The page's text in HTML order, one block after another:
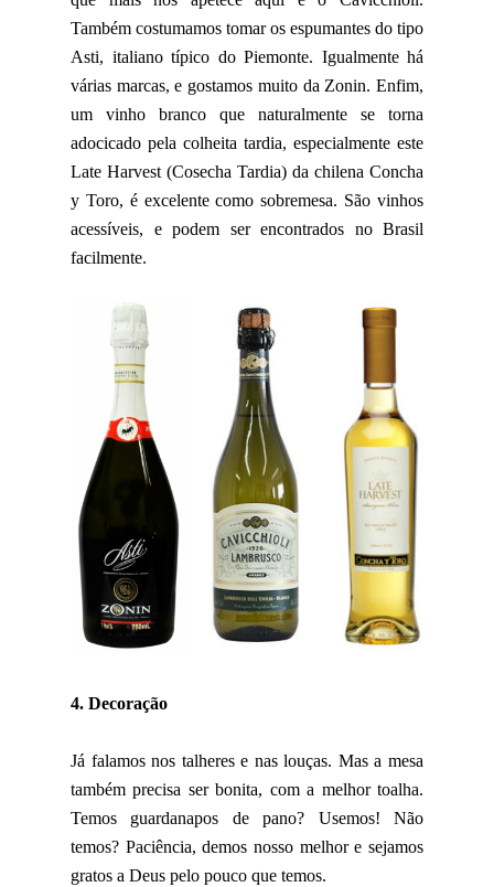
Também costumamos tomar os espumantes do tipo
Asti, italiano típico do Piemonte. Igualmente há
várias marcas, e gostamos muito da Zonin. Enfim,
um vinho branco que naturalmente se torna
adocicado pela colheita tardia, especialmente este
Late Harvest (Cosecha Tardia) da chilena Concha
y Toro, é excelente como sobremesa. São vinhos
acessíveis, e podem ser encontrados no Brasil
facilmente.
4. Decoração
Já falamos nos talheres e nas louças. Mas a mesa
também precisa ser bonita, com a melhor toalha.
Temos guardanapos de pano? Usemos! Não
temos? Paciência, demos nosso melhor e sejamos
gratos a Deus pelo pouco que temos.